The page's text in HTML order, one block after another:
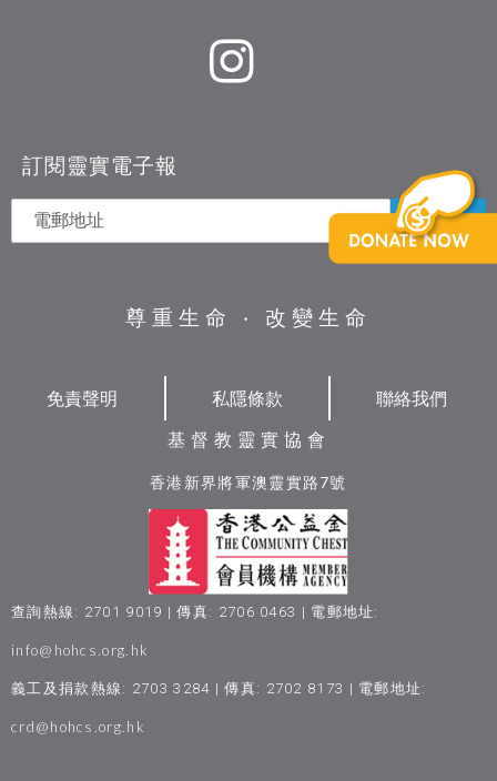
訂閱靈實電子報
尊重生命 ‧ 改變生命
免責聲明 私隱條款
聯絡我們
基督教靈實協會
香港新界將軍澳靈實路7號
查詢熱線: 2701 9019 | 傳真: 2706 0463 | 電郵地址:
info@hohcs.org.hk
義工及捐款熱線: 2703 3284 | 傳真: 2702 8173 | 電郵地址:
crd@hohcs.org.hk